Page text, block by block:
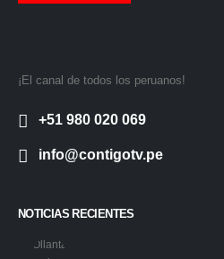
¡El canal de todos los peruanos!
+51 980 020 069
info@contigotv.pe
NOTICIAS RECIENTES